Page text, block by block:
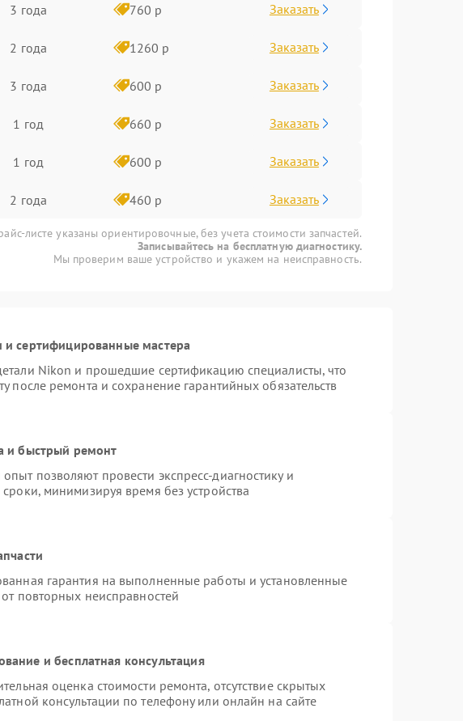
3 года 760 р Заказать
2 года 1260 р Заказать
3 года 600 р Заказать
1 год 660 р Заказать
1 год 600 р Заказать
2 года 460 р Заказать
листе указаны ориентировочные, без учета стоимости запчастей.
Записывайтесь на бесплатную диагностику.
Мы проверим ваше устройство и укажем на неисправность.
и сертифицированные мастера
Nikon и прошедшие сертификацию специалисты, что
после ремонта и сохранение гарантийных обязательств
и быстрый ремонт
позволяют провести экспресс-диагностику и
минимизируя время без устройства
гарантия на выполненные работы и установленные
повторных неисправностей
и бесплатная консультация
оценка стоимости ремонта, отсутствие скрытых
консультации по телефону или онлайн на сайте